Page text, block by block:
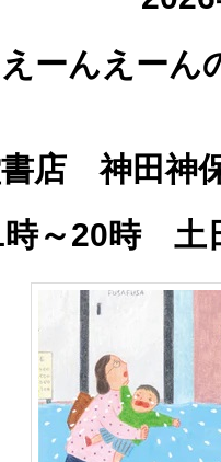
んえーん
書店 神田神
時～20時